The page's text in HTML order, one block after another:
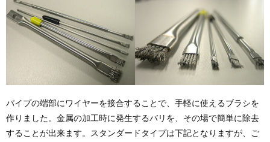
パイプの端部にワイヤーを接合することで、手軽に使えるブラシを
作りました。金属の加工時に発生するバリを、その場で簡単に除去
することが出来ます。スタンダードタイプは下記となりますが、ご